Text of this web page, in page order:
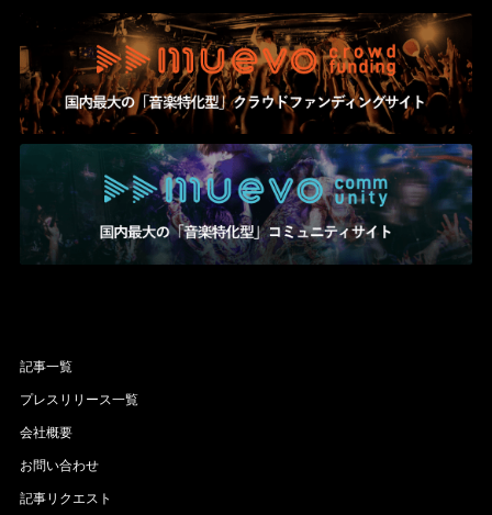
記事一覧
プレスリリース一覧
会社概要
お問い合わせ
記事リクエスト